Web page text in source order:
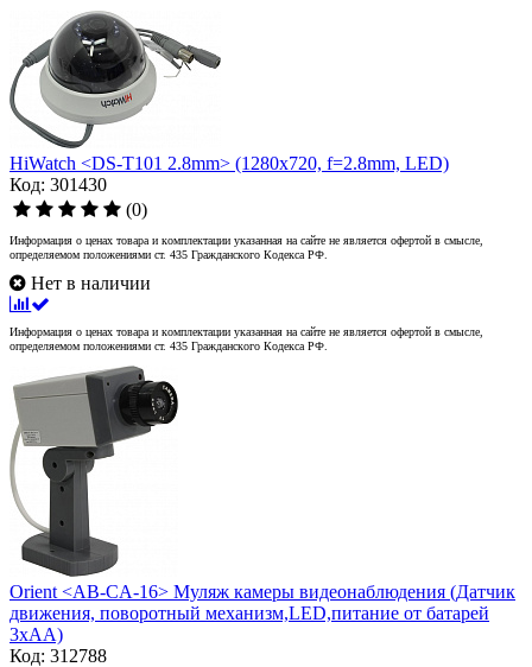
HiWatch <DS-T101 2.8mm> (1280x720, f=2.8mm, LED)
Код: 301430
(0)
Информация о ценах товара и комплектации указанная на сайте не является офертой в смысле,
определяемом положениями ст. 435 Гражданского Кодекса РФ.
Нет в наличии
Информация о ценах товара и комплектации указанная на сайте не является офертой в смысле,
определяемом положениями ст. 435 Гражданского Кодекса РФ.
Orient <AB-CA-16> Муляж камеры видеонаблюдения (Датчик
движения, поворотный механизм,LED,питание от батарей
3xAA)
Код: 312788